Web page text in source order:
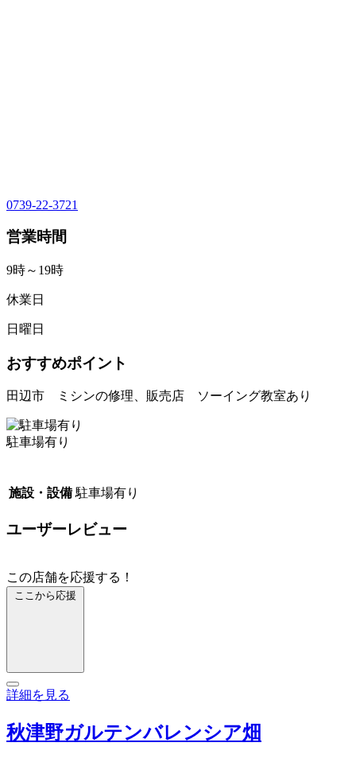
0739-22-3721
営業時間
9時～19時
休業日
日曜日
おすすめポイント
田辺市 ミシンの修理、販売店 ソーイング教室あり
駐車場有り
施設・設備 駐車場有り
ユーザーレビュー
この店舗を応援する！
ここから応援
詳細を見る
秋津野ガルテンバレンシア畑